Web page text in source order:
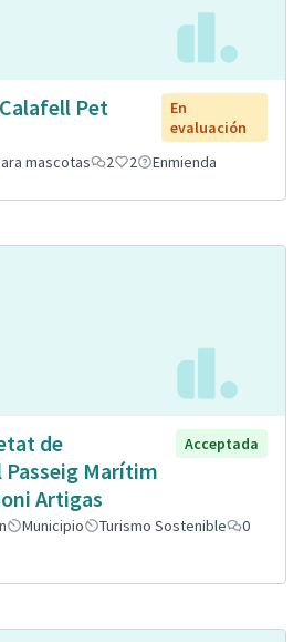
Pet
En
evaluación
mascotas 2 2 Enmienda
de
Marítim
Artigas
Acceptada
Municipio Turismo Sostenible
0